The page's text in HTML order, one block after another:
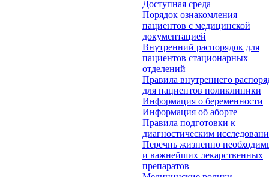
Доступная среда
Порядок ознакомления
пациентов с медицинской
документацией
Внутренний распорядок для
пациентов стационарных
отделений
Правила внутреннего
для пациентов поликлиники
Информация о беременности
Информация об аборте
Правила подготовки к
диагностическим
Перечнь жизненно
и важнейших лекарственных
препаратов